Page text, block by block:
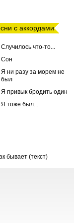
с аккордами
Случилось что-то...
Сон
Я ни разу за морем не
был
Я привык бродить один
Я тоже был...
бывает (текст)